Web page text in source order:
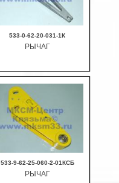
В корзину
533-0-62-20-031-1К
РЫЧАГ
533-9-62-25-060-2-01КСБ
РЫЧАГ